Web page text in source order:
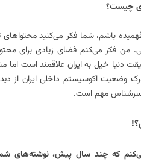
چیست؟
باشم، شما فکر می‌کنید محتواهای
من فکر می‌کنم فضای زیادی برای
دنیا خیل به ایران علاقمند است اما
وضعیت اکوسیستم داخلی ایران از
سرشناس مهم است.
که چند سال پیش، نوشته‌های شما